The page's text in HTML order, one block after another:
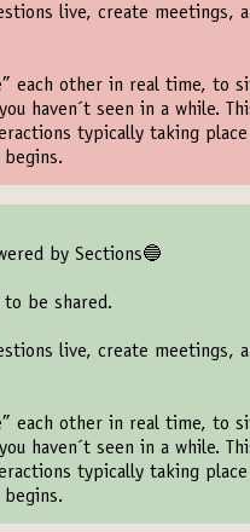
live, create meetings,
each other in real time, to
haven´t seen in a while.
typically taking place
by Sections🔵
be shared.
live, create meetings,
each other in real time, to
haven´t seen in a while.
typically taking place